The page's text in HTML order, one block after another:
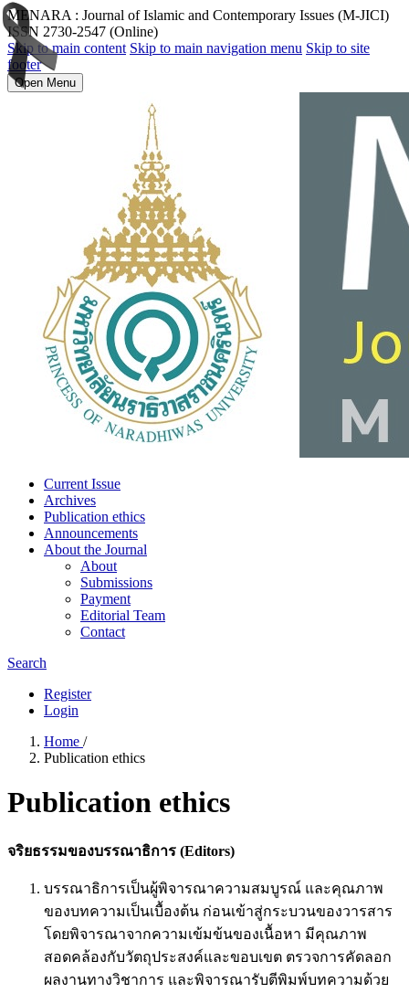
MENARA : Journal of Islamic and Contemporary Issues (M-JICI)
ISSN 2730-2547 (Online)
Skip to main content Skip to main navigation menu Skip to site
footer
Open Menu
Current Issue
Archives
Publication ethics
Announcements
About the Journal
About
Submissions
Payment
Editorial Team
Contact
Search
Register
Login
Home /
Publication ethics
Publication ethics
จริยธรรมของบรรณาธิการ (Editors)
บรรณาธิการเป็นผู้พิจารณาความสมบูรณ์ และคุณภาพ
ของบทความเป็นเบื้องต้น ก่อนเข้าสู่กระบวนของวารสาร
โดยพิจารณาจากความเข้มข้นของเนื้อหา มีคุณภาพ
สอดคล้องกับวัตถุประสงค์และขอบเขต ตรวจการคัดลอก
ผลงานทางวิชาการ และพิจารณารับตีพิมพ์บทความด้วย